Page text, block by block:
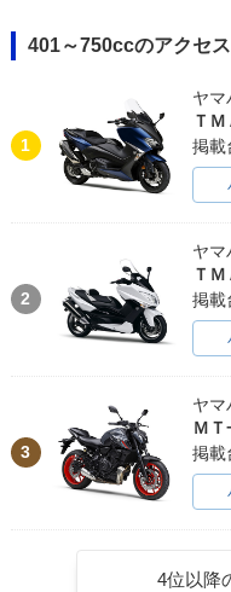
401～750ccのアクセ
1
ヤマ
Ｔ
掲載
2
ヤマ
ＴＭ
掲載
3
ヤマ
ＭＴ
掲載
4位以降